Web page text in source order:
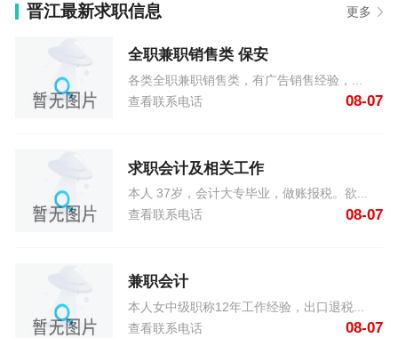
晋江最新求职信息 更多
全职兼职销售类 保安
各类全职兼职销售类，有广告销售经验，...
查看联系电话
08-07
求职会计及相关工作
本人 37岁，会计大专毕业，做账报税。欲...
查看联系电话
08-07
兼职会计
本人女中级职称12年工作经验，出口退税...
查看联系电话
08-07